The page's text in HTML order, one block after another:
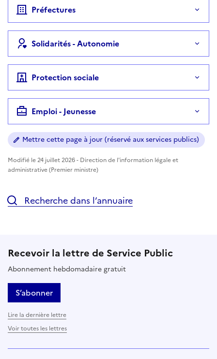
Préfectures
Solidarités - Autonomie
Protection sociale
Emploi - Jeunesse
Mettre cette page à jour (réservé aux services publics)
Modifié le 24 juillet 2026 - Direction de l'information légale et
administrative (Premier ministre)
Recherche dans l’annuaire
Recevoir la lettre de Service Public
Abonnement hebdomadaire gratuit
S’abonner
Lire la dernière lettre
Voir toutes les lettres